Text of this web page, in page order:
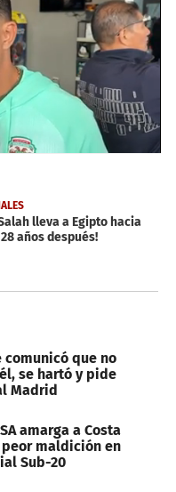
lleva a Egipto hacia
años después!
comunicó que no
se hartó y pide
Madrid
amarga a Costa
peor maldición en
Sub-20